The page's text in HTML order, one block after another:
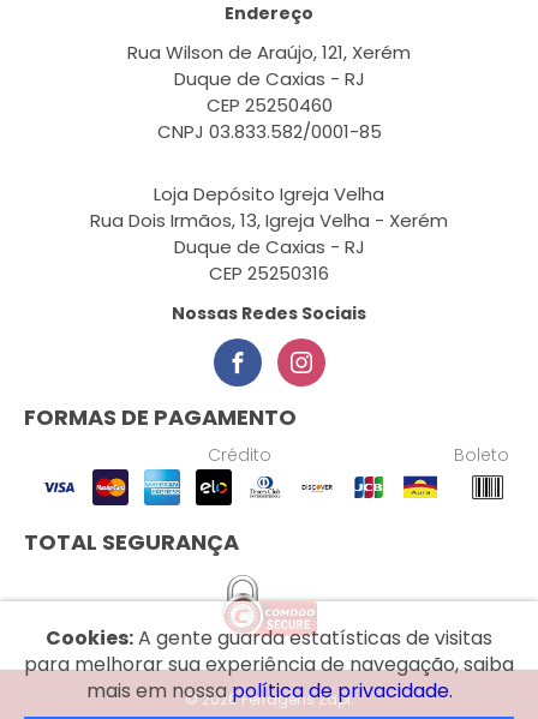
Endereço
Rua Wilson de Araújo, 121, Xerém
Duque de Caxias - RJ
CEP 25250460
CNPJ 03.833.582/0001-85
Loja Depósito Igreja Velha
Rua Dois Irmãos, 13, Igreja Velha - Xerém
Duque de Caxias - RJ
CEP 25250316
Nossas Redes Sociais
FORMAS DE PAGAMENTO
Crédito Boleto
TOTAL SEGURANÇA
Cookies:A gente guarda estatísticas de visitas
para melhorar sua experiência de navegação, saiba
mais em nossapolítica de privacidade.
© 2026 Ferragens Zapi.